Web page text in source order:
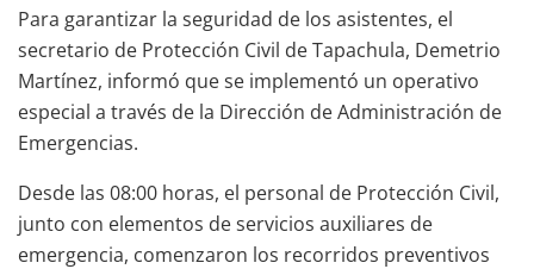
Para garantizar la seguridad de los asistentes, el
secretario de Protección Civil de Tapachula, Demetrio
Martínez, informó que se implementó un operativo
especial a través de la Dirección de Administración de
Emergencias.
Desde las 08:00 horas, el personal de Protección Civil,
junto con elementos de servicios auxiliares de
emergencia, comenzaron los recorridos preventivos